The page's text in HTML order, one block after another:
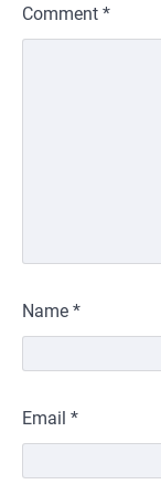
Comment *
Name *
Email *